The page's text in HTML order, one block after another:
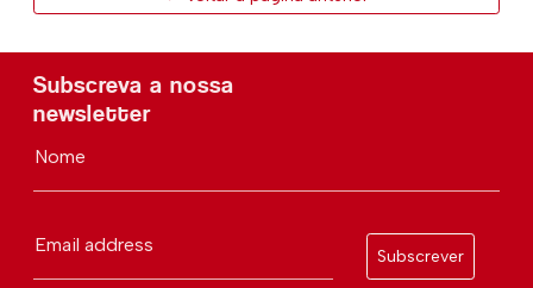
Subscreva a nossa
newsletter
Nome
Email address
Subscrever